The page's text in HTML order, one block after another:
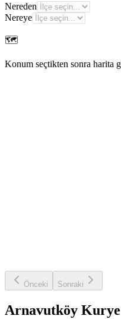
Nereden
Nereye
🗺️
Konum seçtikten sonra harita
Önceki Sonraki
Arnavutköy